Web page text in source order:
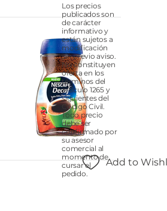
Add to
Los precios
publicados son
de carácter
informativo y
están sujetos a
modificación
sin previo aviso.
No constituyen
oferta en los
términos del
artículo 1265 y
siguientes del
Código Civil.
Todo precio
debe ser
confirmado por
su asesor
comercial al
momento de
cursar el
pedido.